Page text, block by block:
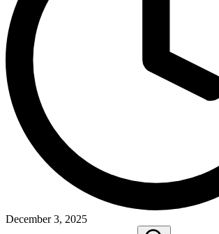
December 3, 2025